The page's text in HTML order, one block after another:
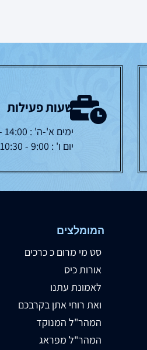
שעות פעילות
ימים א'-ה' : 14:00 - 19:00
יום ו' : 9:00 - 10:30
המומלצים
סט מי מרום כ כרכים
אורות כיס
לאמונת עתנו
ואת רוחי אתן בקרבכם
המהר"ל המנוקד
המהר"ל מפראג